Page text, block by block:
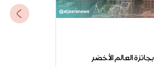
العالم الأخضر